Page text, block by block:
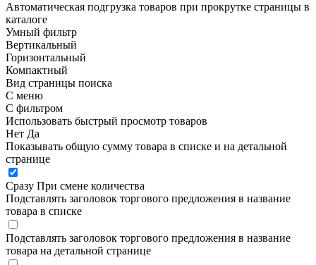
Автоматическая подгрузка товаров при прокрутке страницы в
каталоге
Умный фильтр
Вертикальный
Горизонтальный
Компактный
Вид страницы поиска
С меню
С фильтром
Использовать быстрый просмотр товаров
Нет Да
Показывать общую сумму товара в списке и на детальной
странице
Сразу При смене количества
Подставлять заголовок торгового предложения в название
товара в списке
Подставлять заголовок торгового предложения в название
товара на детальной странице